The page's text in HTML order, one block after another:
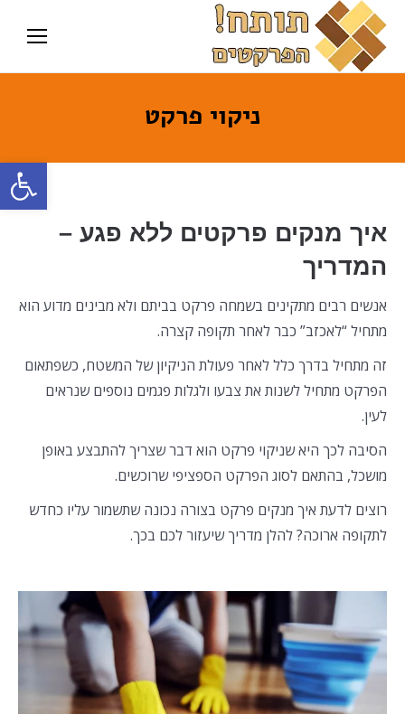
פתח
ניקוי פרקט
איך מנקים פרקטים ללא פגע –
המדריך
אנשים רבים מתקינים בשמחה פרקט בביתם ולא מבינים מדוע הוא
מתחיל “לאכזב” כבר לאחר תקופה קצרה.
זה מתחיל בדרך כלל לאחר פעולת הניקיון של המשטח, כשפתאום
הפרקט מתחיל לשנות את צבעו ולגלות פגמים נוספים שנראים
לעין.
הסיבה לכך היא שניקוי פרקט הוא דבר שצריך להתבצע באופן
מושכל, בהתאם לסוג הפרקט הספציפי שרוכשים.
רוצים לדעת איך מנקים פרקט בצורה נכונה שתשמור עליו כחדש
לתקופה ארוכה? להלן מדריך שיעזור לכם בכך.